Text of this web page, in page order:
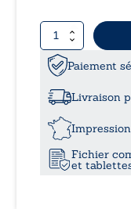
quantité
de
Du
Danube
au
Paiement
Livraison
Fichier
et